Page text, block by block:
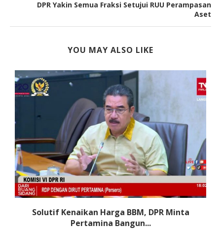
DPR Yakin Semua Fraksi Setujui RUU Perampasan
Aset
YOU MAY ALSO LIKE
Solutif Kenaikan Harga BBM, DPR Minta
Pertamina Bangun...